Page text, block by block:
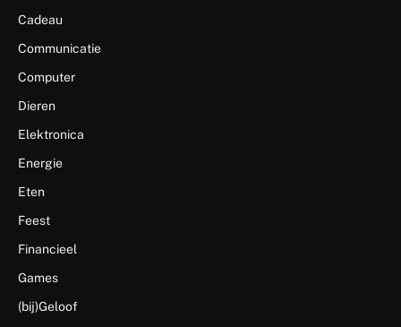
Cadeau
Communicatie
Computer
Dieren
Elektronica
Energie
Eten
Feest
Financieel
Games
(bij)Geloof